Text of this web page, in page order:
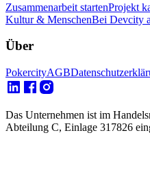
Zusammenarbeit startenProjekt
Kultur & MenschenBei Devcity
Über
PokercityAGB
Das Unternehmen ist im
Abteilung C, Einlage 317826